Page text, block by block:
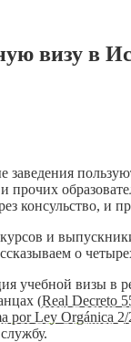
визу в
заведения
прочих
консульство, и
и
о
учебной визы в
(Real Decreto
por Ley Orgánica